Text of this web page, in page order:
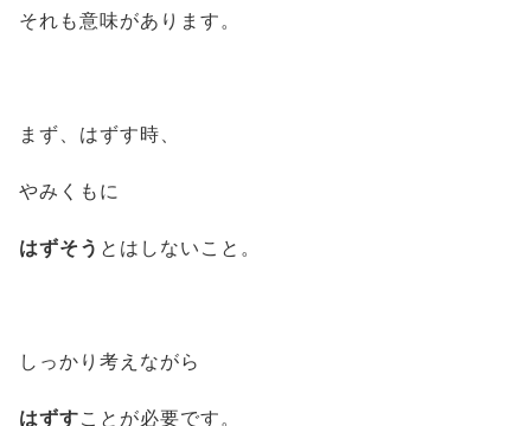
それも意味があります。
まず、はずす時、
やみくもに
はずそう とはしないこと。
しっかり考えながら
はずすことが必要です。